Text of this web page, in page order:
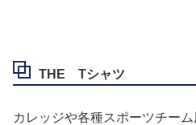
THE Tシャツ
カレッジや各種スポーツチー